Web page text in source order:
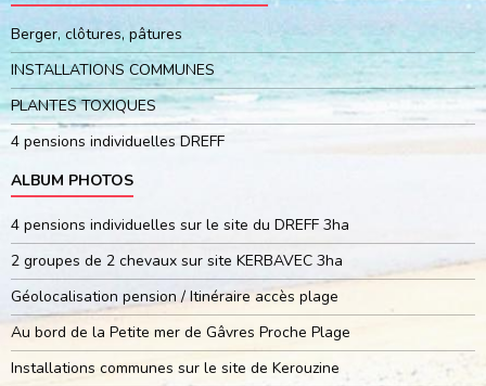
Berger, clôtures, pâtures
INSTALLATIONS COMMUNES
PLANTES TOXIQUES
4 pensions individuelles DREFF
ALBUM PHOTOS
4 pensions individuelles sur le site du DREFF 3ha
2 groupes de 2 chevaux sur site KERBAVEC 3ha
Géolocalisation pension / Itinéraire accès plage
Au bord de la Petite mer de Gâvres Proche Plage
Installations communes sur le site de Kerouzine